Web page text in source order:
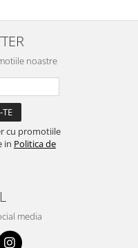
noastre
cu promotiile
in Politica de
media